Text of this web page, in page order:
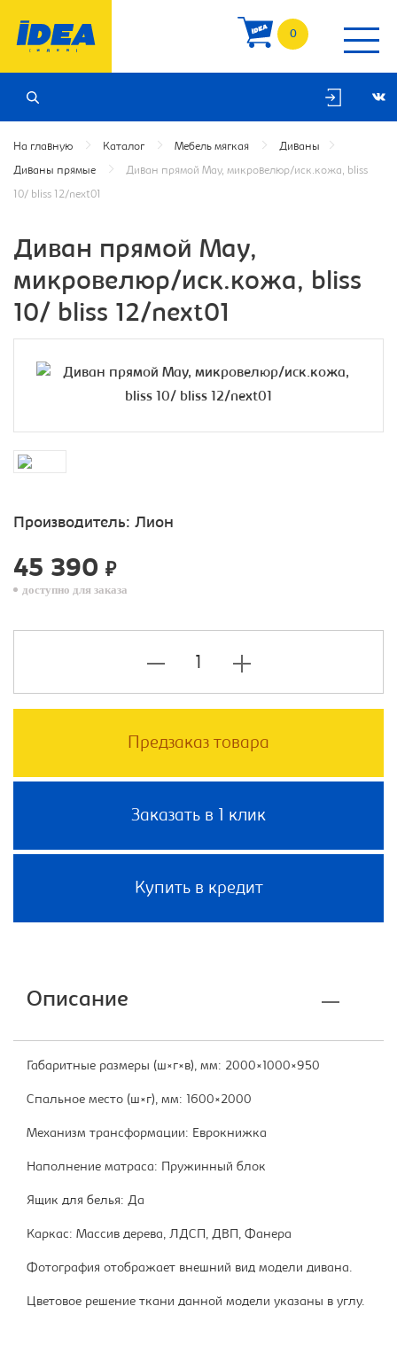
0
На главную Каталог Мебель мягкая Диваны
Диваны прямые Диван прямой Мау, микровелюр/иск.кожа, bliss
10/ bliss 12/next01
Диван прямой Мау,
микровелюр/иск.кожа, bliss
10/ bliss 12/next01
Производитель: Лион
45 390 ₽
доступно для заказа
Предзаказ товара
Заказать в 1 клик
Купить в кредит
Описание
Габаритные размеры (ш×г×в), мм: 2000×1000×950
Спальное место (ш×г), мм: 1600×2000
Механизм трансформации: Еврокнижка
Наполнение матраса: Пружинный блок
Ящик для белья: Да
Каркас: Массив дерева, ЛДСП, ДВП, Фанера
Фотография отображает внешний вид модели дивана.
Цветовое решение ткани данной модели указаны в углу.